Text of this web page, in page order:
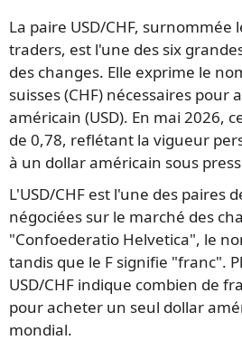
La paire USD/CHF, surnommée
traders, est l'une des six
des changes. Elle exprime le
suisses (CHF) nécessaires pour
américain (USD). En mai 2026,
de 0,78, reflétant la vigueur
à un dollar américain sous
L'USD/CHF est l'une des paires
négociées sur le marché des
"Confoederatio Helvetica", le
tandis que le F signifie "franc".
USD/CHF indique combien de
pour acheter un seul dollar
mondial.